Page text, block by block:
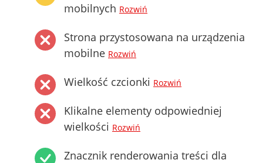
mobilnych Rozwiń
Strona przystosowana na urządzenia
mobilne Rozwiń
Wielkość czcionki Rozwiń
Klikalne elementy odpowiedniej
wielkości Rozwiń
Znacznik renderowania treści dla